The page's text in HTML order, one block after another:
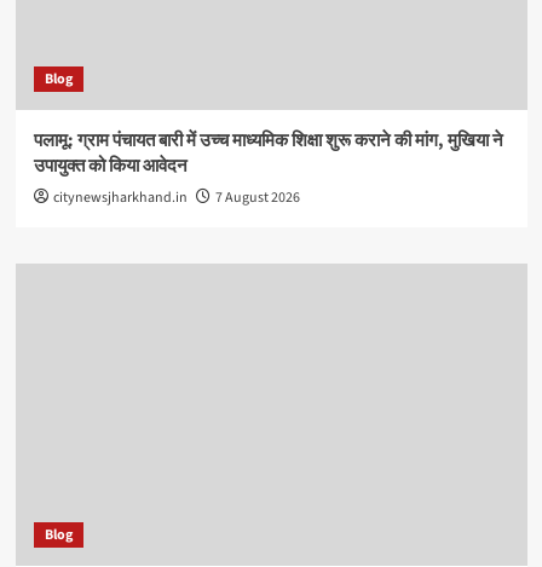
Blog
पलामू: ग्राम पंचायत बारी में उच्च माध्यमिक शिक्षा शुरू कराने की मांग, मुखिया ने
उपायुक्त को किया आवेदन
citynewsjharkhand.in 7 August 2026
Blog